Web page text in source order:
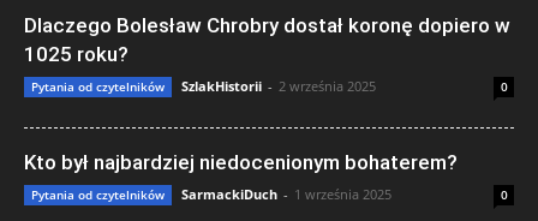
Dlaczego Bolesław Chrobry dostał koronę dopiero w
1025 roku?
Pytania od czytelników SzlakHistorii - 2 września 2025 0
Kto był najbardziej niedocenionym bohaterem?
Pytania od czytelników SarmackiDuch - 1 września 2025 0